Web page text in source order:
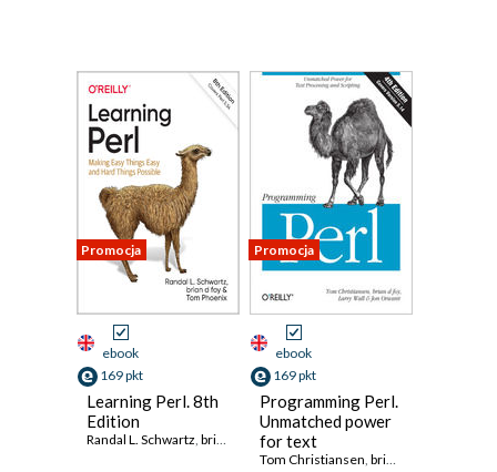
Promocja
ebook
169 pkt
Learning Perl. 8th
Edition
Randal L. Schwartz, brian d foy ,Tom Phoenix
Promocja
ebook
169 pkt
Programming Perl.
Unmatched power
for text
processing and
Tom Christiansen, brian d foy